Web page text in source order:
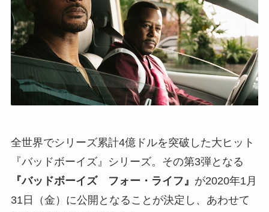
全世界でシリーズ累計4億ドルを突破した大ヒット
『バッドボーイズ』シリーズ。その第3弾となる
『バッドボーイズ フォー・ライフ』 が2020年1月
31日（金）に公開となることが決定し、あわせて